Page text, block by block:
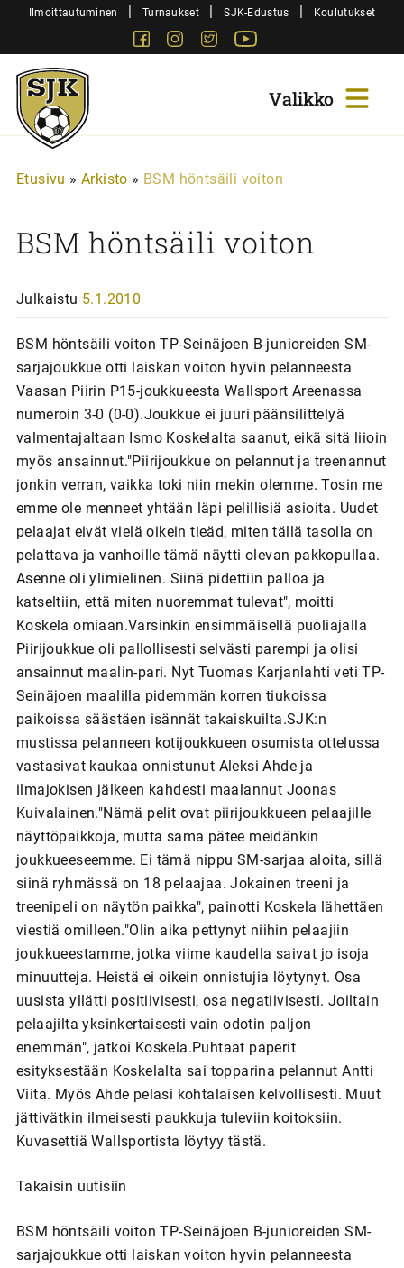
SiirryIlmoittautuminen | Turnaukset | SJK-Edustus | Koulutukset
FacebookInstagram
Twitter
Sjk-
Juniorit
Etusivu » Arkisto » BSM höntsäili voiton
BSM höntsäili voiton
Julkaistu 5.1.2010
BSM höntsäili voiton TP-Seinäjoen B-junioreiden SM-
sarjajoukkue otti laiskan voiton hyvin pelanneesta
Vaasan Piirin P15-joukkueesta Wallsport Areenassa
numeroin 3-0 (0-0).Joukkue ei juuri päänsilittelyä
valmentajaltaan Ismo Koskelalta saanut, eikä sitä liioin
myös ansainnut."Piirijoukkue on pelannut ja treenannut
jonkin verran, vaikka toki niin mekin olemme. Tosin me
emme ole menneet yhtään läpi pelillisiä asioita. Uudet
pelaajat eivät vielä oikein tieäd, miten tällä tasolla on
pelattava ja vanhoille tämä näytti olevan pakkopullaa.
Asenne oli ylimielinen. Siinä pidettiin palloa ja
katseltiin, että miten nuoremmat tulevat", moitti
Koskela omiaan.Varsinkin ensimmäisellä puoliajalla
Piirijoukkue oli pallollisesti selvästi parempi ja olisi
ansainnut maalin-pari. Nyt Tuomas Karjanlahti veti TP-
Seinäjoen maalilla pidemmän korren tiukoissa
paikoissa säästäen isännät takaiskuilta.SJK:n
mustissa pelanneen kotijoukkueen osumista ottelussa
vastasivat kaukaa onnistunut Aleksi Ahde ja
ilmajokisen jälkeen kahdesti maalannut Joonas
Kuivalainen."Nämä pelit ovat piirijoukkueen pelaajille
näyttöpaikkoja, mutta sama pätee meidänkin
joukkueeseemme. Ei tämä nippu SM-sarjaa aloita, sillä
siinä ryhmässä on 18 pelaajaa. Jokainen treeni ja
treenipeli on näytön paikka", painotti Koskela lähettäen
viestiä omilleen."Olin aika pettynyt niihin pelaajiin
joukkueestamme, jotka viime kaudella saivat jo isoja
minuutteja. Heistä ei oikein onnistujia löytynyt. Osa
uusista yllätti positiivisesti, osa negatiivisesti. Joiltain
pelaajilta yksinkertaisesti vain odotin paljon
enemmän", jatkoi Koskela.Puhtaat paperit
esityksestään Koskelalta sai topparina pelannut Antti
Viita. Myös Ahde pelasi kohtalaisen kelvollisesti. Muut
jättivätkin ilmeisesti paukkuja tuleviin koitoksiin.
Kuvasettiä Wallsportista löytyy tästä.
Takaisin uutisiin
BSM höntsäili voiton TP-Seinäjoen B-junioreiden SM-
sarjajoukkue otti laiskan voiton hyvin pelanneesta